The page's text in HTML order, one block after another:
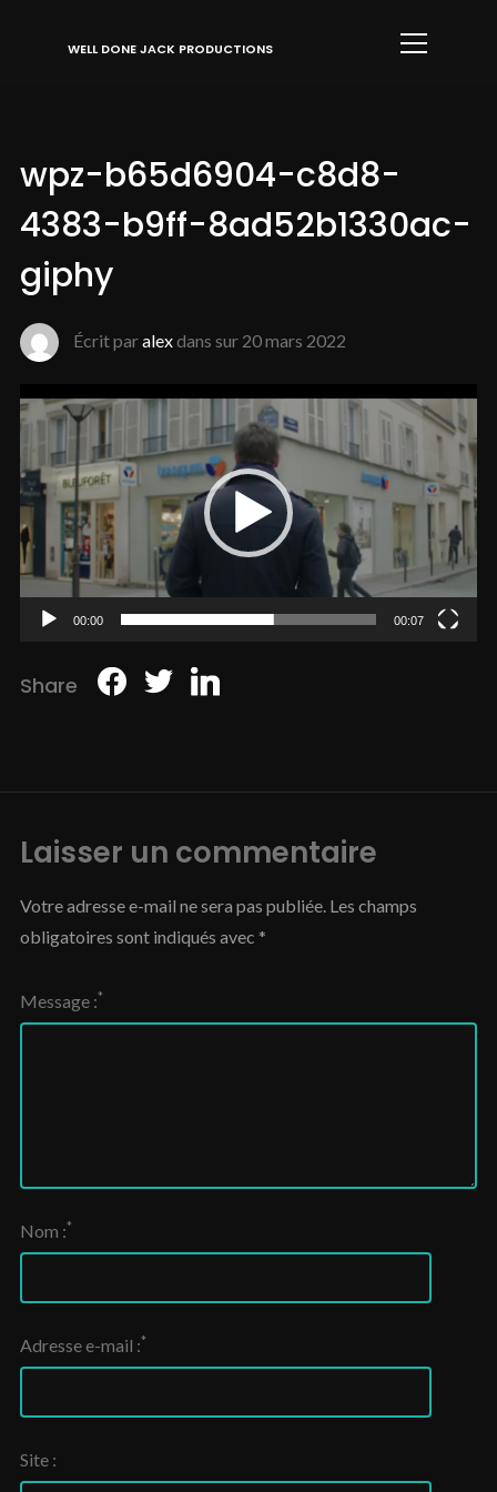
WELL DONE JACK PRODUCTIONS Info
wpz-b65d6904-c8d8-
4383-b9ff-8ad52b1330ac-
giphy
Écrit paralexdans sur 20 mars 2022
Lecteur
vidéo
00:00 00:07
Share
Laisser un commentaire
Votre adresse e-mail ne sera pas publiée. Les champs
obligatoires sont indiqués avec *
Message :*
Nom :*
Adresse e-mail :*
Site :